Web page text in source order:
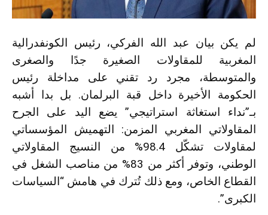
لم يكن بيان عبد الله الفركي، رئيس الكونفدرالية
المغربية للمقاولات الصغيرة جدًا والصغرى
والمتوسطة، مجرد رد تقني على مداخلة رئيس
الحكومة الأخيرة داخل قبة البرلمان. بل بدا أشبه
بـ”نداء استغاثة استراتيجي” يضع اليد على الجرح
المقاولاتي المغربي المزمن: التهميش المؤسساتي
لمقاولات تشكّل 98.4% من النسيج المقاولاتي
الوطني، وتوفر أكثر من 83% من مناصب الشغل في
القطاع الخاص، ومع ذلك تُترك في هامش “السياسات
الكبرى”.